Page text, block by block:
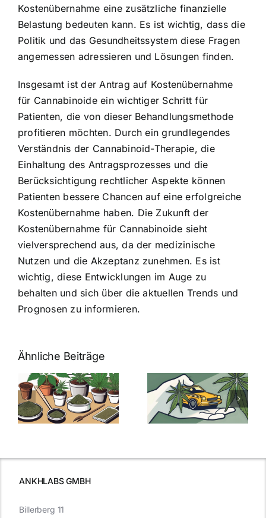
Kostenübernahme eine zusätzliche finanzielle
Belastung bedeuten kann. Es ist wichtig, dass die
Politik und das Gesundheitssystem diese Fragen
angemessen adressieren und Lösungen finden.
Insgesamt ist der Antrag auf Kostenübernahme
für Cannabinoide ein wichtiger Schritt für
Patienten, die von dieser Behandlungsmethode
profitieren möchten. Durch ein grundlegendes
Verständnis der Cannabinoid-Therapie, die
Einhaltung des Antragsprozesses und die
Berücksichtigung rechtlicher Aspekte können
Patienten bessere Chancen auf eine erfolgreiche
Kostenübernahme haben. Die Zukunft der
Kostenübernahme für Cannabinoide sieht
vielversprechend aus, da der medizinische
Nutzen und die Akzeptanz zunehmen. Es ist
wichtig, diese Entwicklungen im Auge zu
behalten und sich über die aktuellen Trends und
Prognosen zu informieren.
Ähnliche Beiträge
Neue THC-
Grenzwert-
Regelung:
Was Sie über
Cannabis und
müssen
Cannabis
Samen
kaufen: Alles
was Sie
ANKHLABS GMBH
Billerberg 11